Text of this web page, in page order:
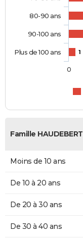
1
80-90 ans
90-100 ans
Plus de 100 ans
0
Famille HAUDEBERT
Moins de 10 ans
De 10 à 20 ans
De 20 à 30 ans
De 30 à 40 ans